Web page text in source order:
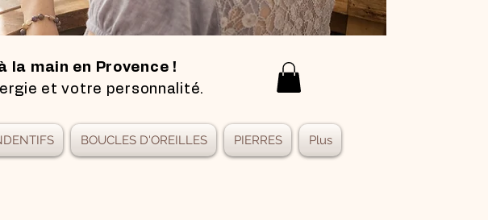
la main en Provence !
et votre personnalité.
BOUCLES D'OREILLES PIERRES Plus